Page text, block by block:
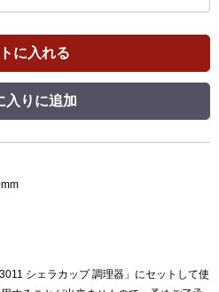
に入れる
入りに追加
シェラカップ 調理器」にセットして使